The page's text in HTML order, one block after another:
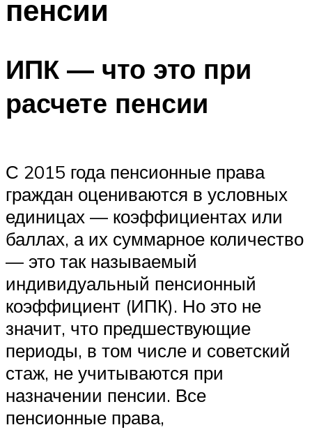
пенсии
ИПК — что это при
расчете пенсии
С 2015 года пенсионные права
граждан оцениваются в условных
единицах — коэффициентах или
баллах, а их суммарное количество
— это так называемый
индивидуальный пенсионный
коэффициент (ИПК). Но это не
значит, что предшествующие
периоды, в том числе и советский
стаж, не учитываются при
назначении пенсии. Все
пенсионные права,